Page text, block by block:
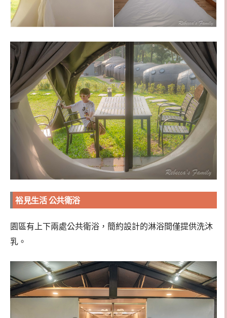
裕見生活 公共衛浴
園區有上下兩處公共衛浴，簡約設計的淋浴間僅提供洗沐
乳。